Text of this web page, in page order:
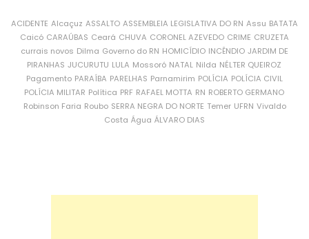
ACIDENTE Alcaçuz ASSALTO ASSEMBLEIA LEGISLATIVA DO RN Assu BATATA
Caicó CARAÚBAS Ceará CHUVA CORONEL AZEVEDO CRIME CRUZETA
currais novos Dilma Governo do RN HOMICÍDIO INCÊNDIO JARDIM DE
PIRANHAS JUCURUTU LULA Mossoró NATAL Nilda NÉLTER QUEIROZ
Pagamento PARAÍBA PARELHAS Parnamirim POLÍCIA POLÍCIA CIVIL
POLÍCIA MILITAR Política PRF RAFAEL MOTTA RN ROBERTO GERMANO
Robinson Faria Roubo SERRA NEGRA DO NORTE Temer UFRN Vivaldo
Costa Água ÁLVARO DIAS